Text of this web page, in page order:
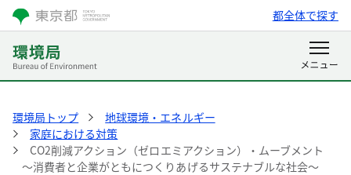
都全体で探す
環境局トップ
地球環境・エネルギー
家庭における対策
CO2削減アクション（ゼロエミアクション）・ムーブメント
～消費者と企業がともにつくりあげるサステナブルな社会～